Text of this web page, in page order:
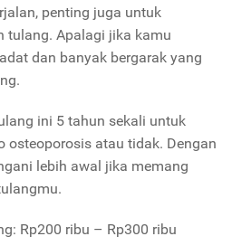
penting juga untuk
tulang. Apalagi jika kamu
dan banyak bergarak yang
ini 5 tahun sekali untuk
osteoporosis atau tidak. Dengan
lebih awal jika memang
Rp200 ribu – Rp300 ribu